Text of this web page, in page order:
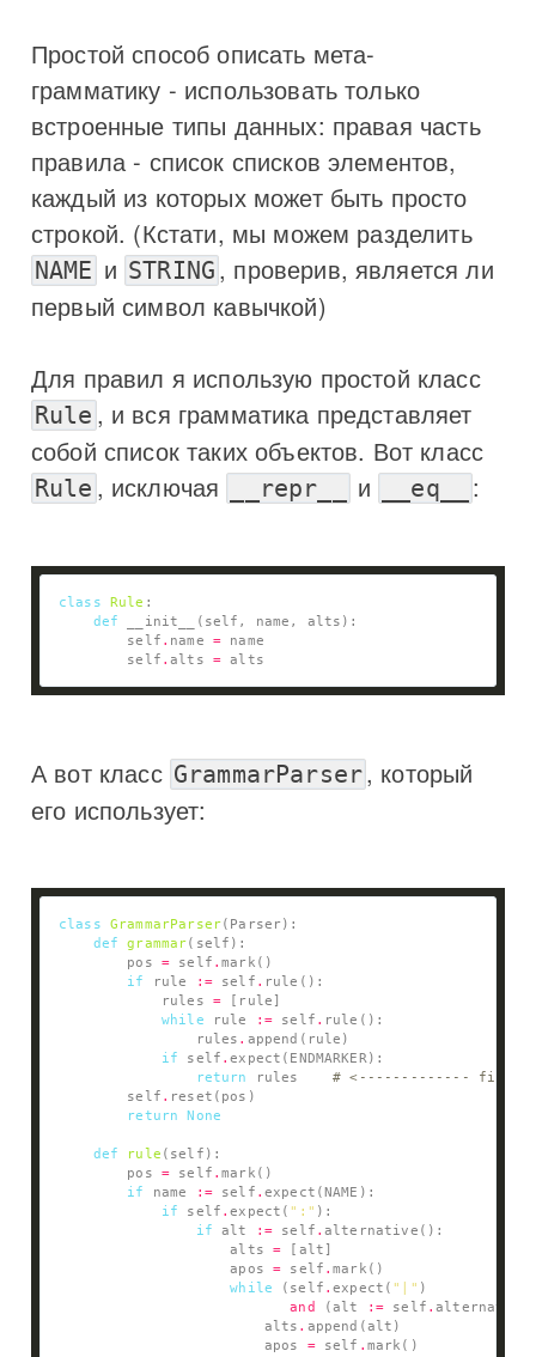
Простой способ описать мета-
грамматику - использовать только
встроенные типы данных: правая часть
правила - список списков элементов,
каждый из которых может быть просто
строкой. (Кстати, мы можем разделить
NAME и STRING , проверив, является ли
первый символ кавычкой)
Для правил я использую простой класс
Rule , и вся грамматика представляет
собой список таких объектов. Вот класс
Rule , исключая __repr__ и __eq__ :
class Rule
def
        self
. name =
        self
.alts =
А вот класс GrammarParser, который
его использует:
class GrammarParser
def
grammar
        pos
= self .
if
rule := self .
            rules
=
while rule := self .
                rules
.
if self .
return
rules # <------------- final
        self
.
return
None
def rule
        pos
= self .
if
name := self .
if self .expect( ":"
if alt := self .
                    alts
=
                    apos
= self .
while (self .expect( "|"
and
(alt := self .
                        alts
.
                        apos
= self .